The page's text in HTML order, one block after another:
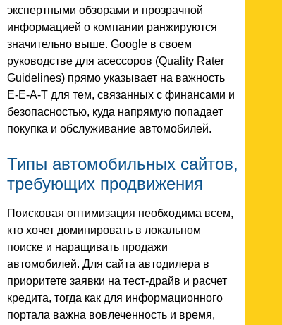
экспертными обзорами и прозрачной
информацией о компании ранжируются
значительно выше. Google в своем
руководстве для асессоров (Quality Rater
Guidelines) прямо указывает на важность
E-E-A-T для тем, связанных с финансами и
безопасностью, куда напрямую попадает
покупка и обслуживание автомобилей.
Типы автомобильных сайтов,
требующих продвижения
Поисковая оптимизация необходима всем,
кто хочет доминировать в локальном
поиске и наращивать продажи
автомобилей. Для сайта автодилера в
приоритете заявки на тест-драйв и расчет
кредита, тогда как для информационного
портала важна вовлеченность и время,